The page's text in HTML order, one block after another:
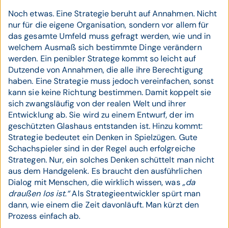
Noch etwas. Eine Strategie beruht auf Annahmen. Nicht
nur für die eigene Organisation, sondern vor allem für
das gesamte Umfeld muss gefragt werden, wie und in
welchem Ausmaß sich bestimmte Dinge verändern
werden. Ein penibler Stratege kommt so leicht auf
Dutzende von Annahmen, die alle ihre Berechtigung
haben. Eine Strategie muss jedoch vereinfachen, sonst
kann sie keine Richtung bestimmen. Damit koppelt sie
sich zwangsläufig von der realen Welt und ihrer
Entwicklung ab. Sie wird zu einem Entwurf, der im
geschützten Glashaus entstanden ist. Hinzu kommt:
Strategie bedeutet ein Denken in Spielzügen. Gute
Schachspieler sind in der Regel auch erfolgreiche
Strategen. Nur, ein solches Denken schüttelt man nicht
aus dem Handgelenk. Es braucht den ausführlichen
Dialog mit Menschen, die wirklich wissen, was„da
draußen los ist.“Als Strategieentwickler spürt man
dann, wie einem die Zeit davonläuft. Man kürzt den
Prozess einfach ab.